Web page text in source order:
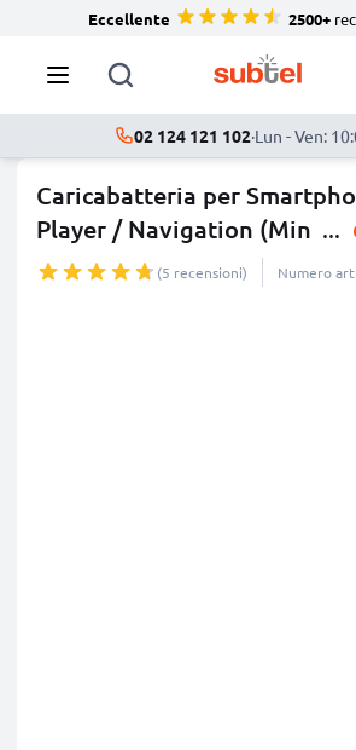
Eccellente 2500+
02 124 121 102·Lun - Ven:
Caricabatteria per
Player / Navigation (Min ...
(5 recensioni) Numero